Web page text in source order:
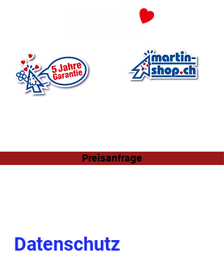
Preisanfrage
Datenschutz